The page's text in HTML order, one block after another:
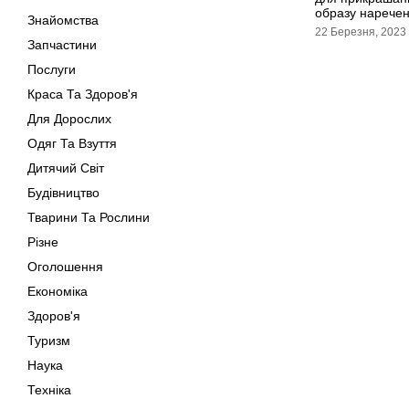
Знайомства
Запчастини
Послуги
Краса Та Здоров'я
Для Дорослих
Одяг Та Взуття
Дитячий Світ
Будівництво
Тварини Та Рослини
Різне
Оголошення
Економіка
Здоров'я
Туризм
Наука
Техніка
образу
22 Березня, 2023